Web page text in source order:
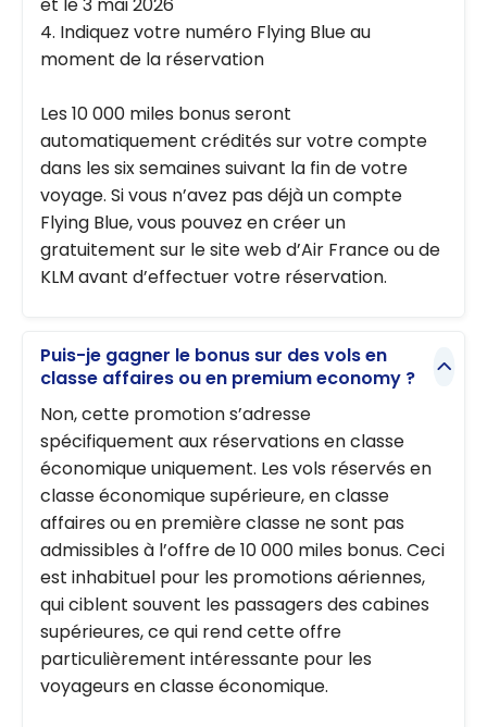
et le 3 mai 2026
4. Indiquez votre numéro Flying Blue au
moment de la réservation
Les 10 000 miles bonus seront
automatiquement crédités sur votre compte
dans les six semaines suivant la fin de votre
voyage. Si vous n’avez pas déjà un compte
Flying Blue, vous pouvez en créer un
gratuitement sur le site web d’Air France ou de
KLM avant d’effectuer votre réservation.
Puis-je gagner le bonus sur des vols en
classe affaires ou en premium economy ?
Non, cette promotion s’adresse
spécifiquement aux réservations en classe
économique uniquement. Les vols réservés en
classe économique supérieure, en classe
affaires ou en première classe ne sont pas
admissibles à l’offre de 10 000 miles bonus. Ceci
est inhabituel pour les promotions aériennes,
qui ciblent souvent les passagers des cabines
supérieures, ce qui rend cette offre
particulièrement intéressante pour les
voyageurs en classe économique.